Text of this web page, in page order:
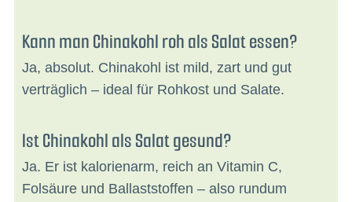
Kann man Chinakohl roh als Salat essen?
Ja, absolut. Chinakohl ist mild, zart und gut
verträglich – ideal für Rohkost und Salate.
Ist Chinakohl als Salat gesund?
Ja. Er ist kalorienarm, reich an Vitamin C,
Folsäure und Ballaststoffen – also rundum